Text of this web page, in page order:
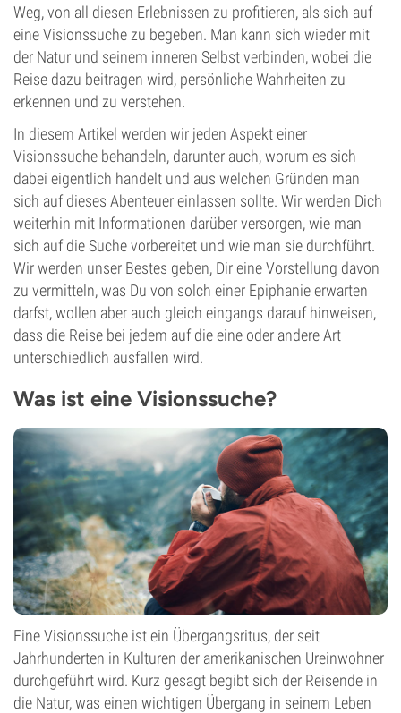
Weg, von all diesen Erlebnissen zu profitieren, als sich auf
eine Visionssuche zu begeben. Man kann sich wieder mit
der Natur und seinem inneren Selbst verbinden, wobei die
Reise dazu beitragen wird, persönliche Wahrheiten zu
erkennen und zu verstehen.
In diesem Artikel werden wir jeden Aspekt einer
Visionssuche behandeln, darunter auch, worum es sich
dabei eigentlich handelt und aus welchen Gründen man
sich auf dieses Abenteuer einlassen sollte. Wir werden Dich
weiterhin mit Informationen darüber versorgen, wie man
sich auf die Suche vorbereitet und wie man sie durchführt.
Wir werden unser Bestes geben, Dir eine Vorstellung davon
zu vermitteln, was Du von solch einer Epiphanie erwarten
darfst, wollen aber auch gleich eingangs darauf hinweisen,
dass die Reise bei jedem auf die eine oder andere Art
unterschiedlich ausfallen wird.
Was ist eine Visionssuche?
Eine Visionssuche ist ein Übergangsritus, der seit
Jahrhunderten in Kulturen der amerikanischen Ureinwohner
durchgeführt wird. Kurz gesagt begibt sich der Reisende in
die Natur, was einen wichtigen Übergang in seinem Leben